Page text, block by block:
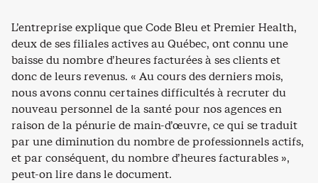
L’entreprise explique que Code Bleu et Premier Health,
deux de ses filiales actives au Québec, ont connu une
baisse du nombre d’heures facturées à ses clients et
donc de leurs revenus. « Au cours des derniers mois,
nous avons connu certaines difficultés à recruter du
nouveau personnel de la santé pour nos agences en
raison de la pénurie de main-d’œuvre, ce qui se traduit
par une diminution du nombre de professionnels actifs,
et par conséquent, du nombre d’heures facturables »,
peut-on lire dans le document.